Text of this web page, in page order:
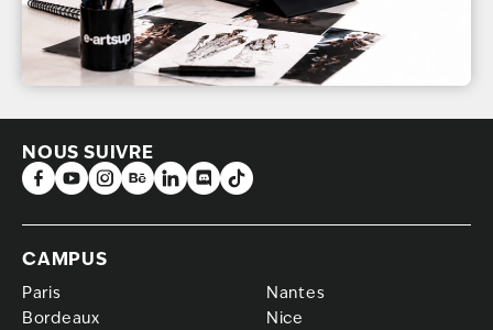
NOUS SUIVRE
CAMPUS
Paris
Bordeaux
Nantes
Nice